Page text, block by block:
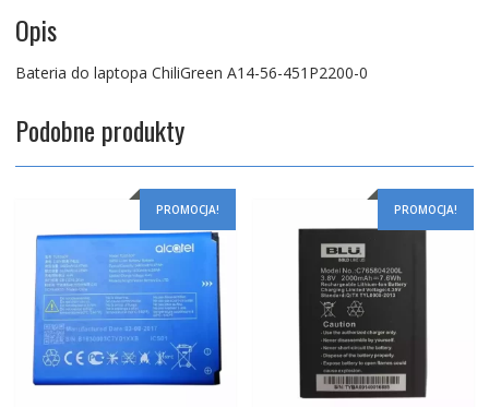
Opis
Bateria do laptopa ChiliGreen A14-56-451P2200-0
Podobne produkty
PROMOCJA! PROMOCJA!